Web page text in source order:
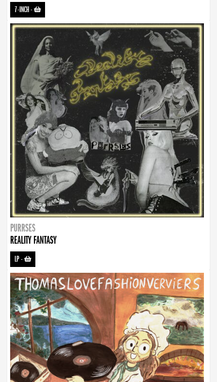
7-INCH-
PURRSES
REALITY FANTASY
LP-